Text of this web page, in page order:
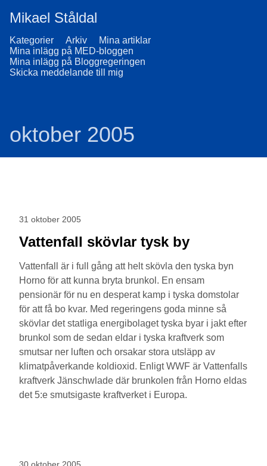
Mikael Ståldal
Kategorier Arkiv
Mina artiklar
Mina inlägg på MED-bloggen
Mina inlägg på Bloggregeringen
Skicka meddelande till mig
oktober 2005
31 oktober 2005
Vattenfall skövlar tysk by
Vattenfall är i full gång att helt skövla den tyska byn
Horno för att kunna bryta brunkol. En ensam
pensionär för nu en desperat kamp i tyska domstolar
för att få bo kvar. Med regeringens goda minne så
skövlar det statliga energibolaget tyska byar i jakt efter
brunkol som de sedan eldar i tyska kraftverk som
smutsar ner luften och orsakar stora utsläpp av
klimatpåverkande koldioxid. Enligt WWF är Vattenfalls
kraftverk Jänschwlade där brunkolen från Horno eldas
det 5:e smutsigaste kraftverket i Europa.